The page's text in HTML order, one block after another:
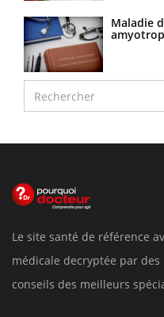
Maladie
Le site santé de référence
médicale decryptée par
conseils des meilleurs